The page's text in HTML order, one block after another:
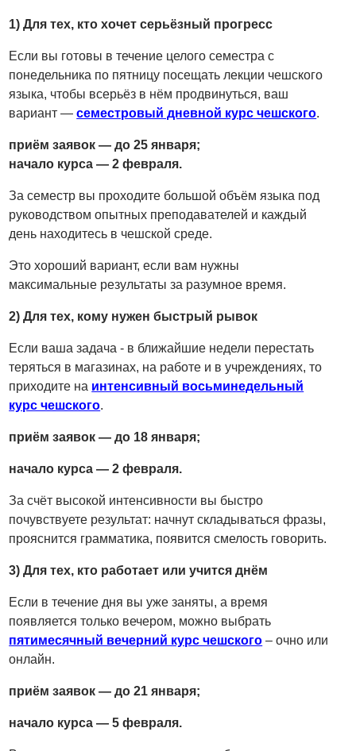
1) Для тех, кто хочет серьёзный прогресс
Если вы готовы в течение целого семестра с
понедельника по пятницу посещать лекции чешского
языка, чтобы всерьёз в нём продвинуться, ваш
вариант —семестровый дневной курс чешского.
приём заявок — до 25 января;
начало курса — 2 февраля.
За семестр вы проходите большой объём языка под
руководством опытных преподавателей и каждый
день находитесь в чешской среде.
Это хороший вариант, если вам нужны
максимальные результаты за разумное время.
2) Для тех, кому нужен быстрый рывок
Если ваша задача - в ближайшие недели перестать
теряться в магазинах, на работе и в учреждениях, то
приходите на интенсивный восьминедельный
курс чешского.
приём заявок — до 18 января;
начало курса — 2 февраля.
За счёт высокой интенсивности вы быстро
почувствуете результат: начнут складываться фразы,
прояснится грамматика, появится смелость говорить.
3) Для тех, кто работает или учится днём
Если в течение дня вы уже заняты, а время
появляется только вечером, можно выбрать
пятимесячный вечерний курс чешского – очно или
онлайн.
приём заявок — до 21 января;
начало курса — 5 февраля.